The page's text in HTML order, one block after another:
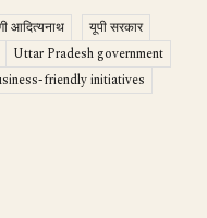
आदित्यनाथ
यूपी सरकार
Uttar Pradesh government
friendly initiatives